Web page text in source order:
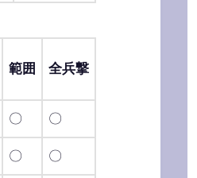
範囲 全兵撃
〇 〇
〇 〇